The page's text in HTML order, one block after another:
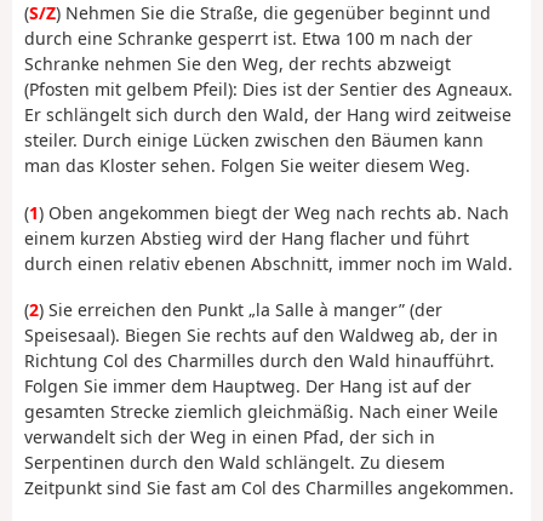
(S/Z) Nehmen Sie die Straße, die gegenüber beginnt und
durch eine Schranke gesperrt ist. Etwa 100 m nach der
Schranke nehmen Sie den Weg, der rechts abzweigt
(Pfosten mit gelbem Pfeil): Dies ist der Sentier des Agneaux.
Er schlängelt sich durch den Wald, der Hang wird zeitweise
steiler. Durch einige Lücken zwischen den Bäumen kann
man das Kloster sehen. Folgen Sie weiter diesem Weg.
(1) Oben angekommen biegt der Weg nach rechts ab. Nach
einem kurzen Abstieg wird der Hang flacher und führt
durch einen relativ ebenen Abschnitt, immer noch im Wald.
(2) Sie erreichen den Punkt „la Salle à manger” (der
Speisesaal). Biegen Sie rechts auf den Waldweg ab, der in
Richtung Col des Charmilles durch den Wald hinaufführt.
Folgen Sie immer dem Hauptweg. Der Hang ist auf der
gesamten Strecke ziemlich gleichmäßig. Nach einer Weile
verwandelt sich der Weg in einen Pfad, der sich in
Serpentinen durch den Wald schlängelt. Zu diesem
Zeitpunkt sind Sie fast am Col des Charmilles angekommen.